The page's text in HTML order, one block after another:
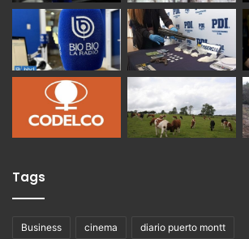
Tags
Business cinema diario puerto montt